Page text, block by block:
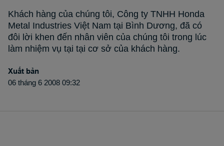
Khách hàng của chúng tôi, Công ty TNHH Honda
Metal Industries Việt Nam tại Bình Dương, đã có
đôi lời khen đến nhân viên của chúng tôi trong lúc
làm nhiệm vụ tại tại cơ sở của khách hàng.
Xuất bản
06 tháng 6 2008 09:32